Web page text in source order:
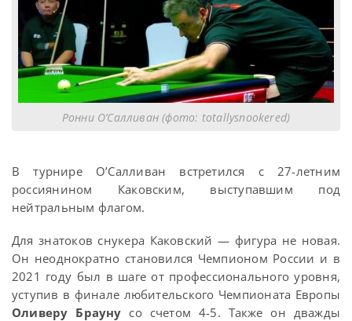
Ронни О’Салливан (фото: totallysnookered)
В турнире О’Салливан встретился с 27-летним
россиянином Каковским, выступавшим под
нейтральным флагом.
Для знатоков снукера Каковский — фигура не новая.
Он неоднократно становился Чемпионом России и в
2021 году был в шаге от профессионального уровня,
уступив в финале любительского Чемпионата Европы
Оливеру Брауну со счетом 4-5. Также он дважды